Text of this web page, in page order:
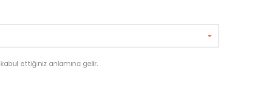
kabul ettiğiniz anlamına gelir.